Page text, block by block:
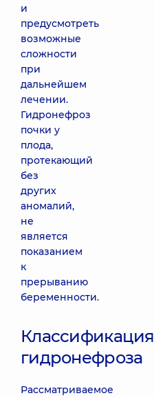
и
предусмотреть
возможные
сложности
при
дальнейшем
лечении.
Гидронефроз
почки у
плода,
протекающий
без
других
аномалий,
не
является
показанием
к
прерыванию
беременности.
Классификация
гидронефроза
Рассматриваемое